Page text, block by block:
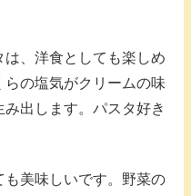
、洋食としても楽しめ
の塩気がクリームの味
出します。パスタ好き
も美味しいです。野菜の